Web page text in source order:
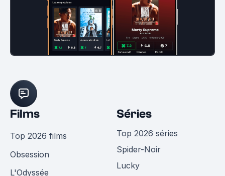
Films
Top 2026 films
Obsession
L'Odyssée
Séries
Top 2026 séries
Spider-Noir
Lucky